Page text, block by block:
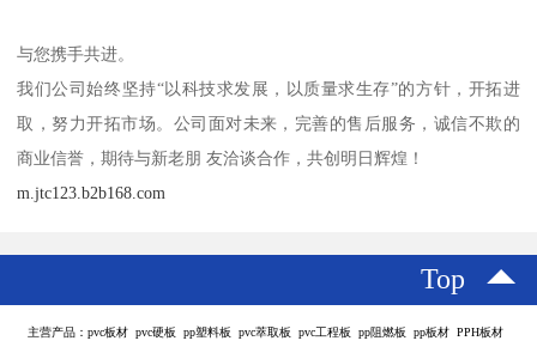
与您携手共进。
我们公司始终坚持“以科技求发展，以质量求生存”的方针，开拓进
取，努力开拓市场。公司面对未来，完善的售后服务，诚信不欺的
商业信誉，期待与新老朋 友洽谈合作，共创明日辉煌！
m.jtc123.b2b168.com
Top
主营产品：pvc板材 pvc硬板 pp塑料板 pvc萃取板 pvc工程板 pp阻燃板 pp板材 PPH板材